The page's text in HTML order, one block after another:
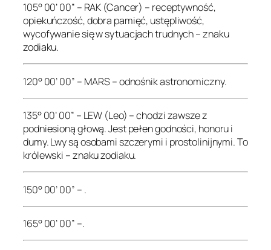
105° 00’ 00” – RAK (Cancer) – receptywność,
opiekuńczość, dobra pamięć, ustępliwość,
wycofywanie się w sytuacjach trudnych – znaku
zodiaku.
120° 00’ 00” – MARS – odnośnik astronomiczny.
135° 00’ 00” – LEW (Leo) – chodzi zawsze z
podniesioną głową. Jest pełen godności, honoru i
dumy. Lwy są osobami szczerymi i prostolinijnymi. To
królewski – znaku zodiaku.
150° 00’ 00” – .
165° 00’ 00” –.